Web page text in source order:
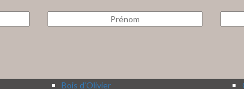
Bois d’Olivier